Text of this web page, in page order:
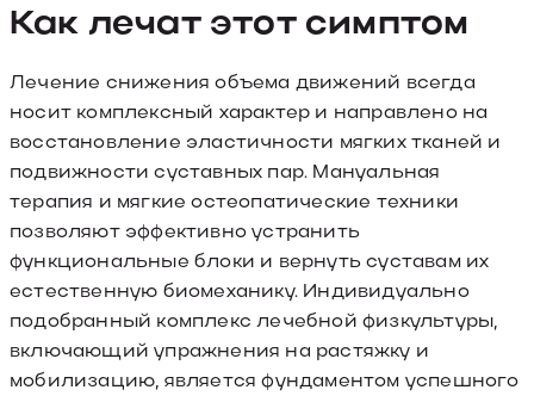
Как лечат этот симптом
Лечение снижения объема движений всегда
носит комплексный характер и направлено на
восстановление эластичности мягких тканей и
подвижности суставных пар. Мануальная
терапия и мягкие остеопатические техники
позволяют эффективно устранить
функциональные блоки и вернуть суставам их
естественную биомеханику. Индивидуально
подобранный комплекс лечебной физкультуры,
включающий упражнения на растяжку и
мобилизацию, является фундаментом успешного